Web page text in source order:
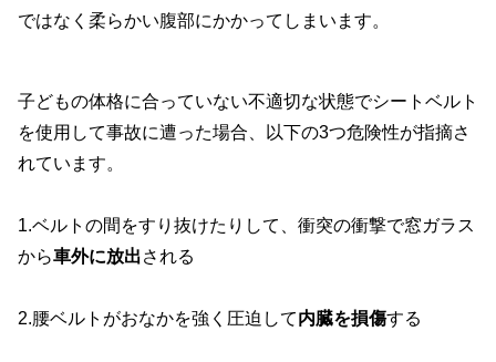
ではなく柔らかい腹部にかかってしまいます。
子どもの体格に合っていない不適切な状態でシートベルト
を使用して事故に遭った場合、以下の3つ危険性が指摘さ
れています。
1.ベルトの間をすり抜けたりして、衝突の衝撃で窓ガラス
から車外に放出される
2.腰ベルトがおなかを強く圧迫して内臓を損傷する